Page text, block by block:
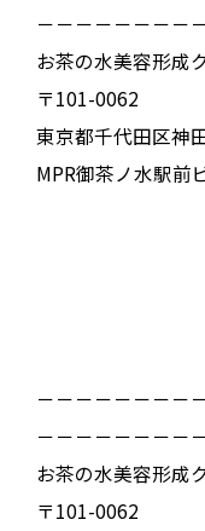
－－－－－－－－
お茶の水美容形成
〒101-0062
東京都千代田区神
MPR御茶ノ水駅前
－－－－－－－－
－－－－－－－－
お茶の水美容形成
〒101-0062